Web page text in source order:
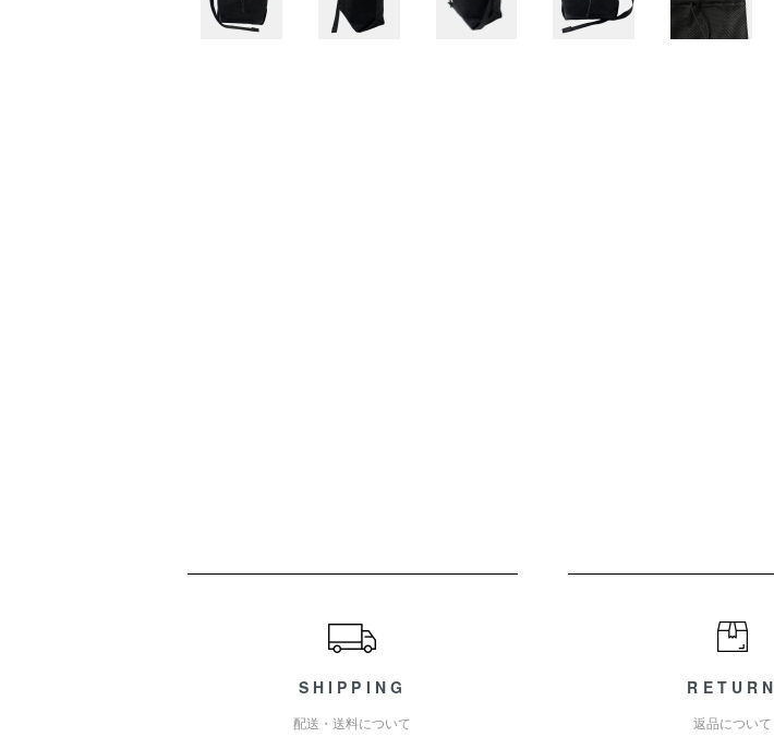
SHIPPING
配送・送料について
RETURN
返品について